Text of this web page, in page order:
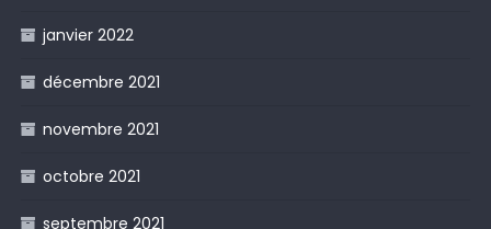
janvier 2022
décembre 2021
novembre 2021
octobre 2021
septembre 2021